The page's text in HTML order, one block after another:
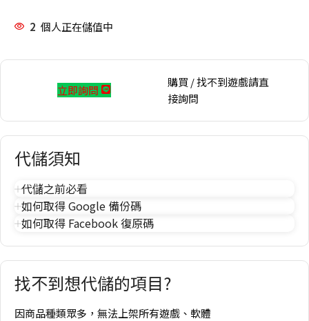
2 個人正在儲值中
立即詢問
購買 / 找不到遊戲請直
接詢問
代儲須知
代儲之前必看
如何取得 Google 備份碼
如何取得 Facebook 復原碼
找不到想代儲的項目?
因商品種類眾多，無法上架所有遊戲、軟體